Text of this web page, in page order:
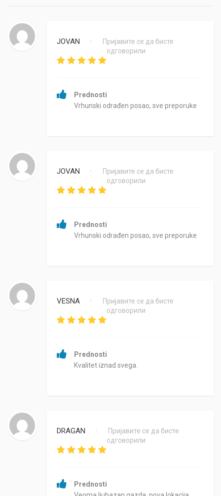
JOVAN •
Пријавите се да бисте
одговорили
Prednosti
Vrhunski odrađen posao, sve preporuke
JOVAN •
Пријавите се да бисте
одговорили
Prednosti
Vrhunski odrađen posao, sve preporuke
VESNA •
Пријавите се да бисте
одговорили
Prednosti
Kvalitet iznad svega.
DRAGAN •
Пријавите се да бисте
одговорили
Prednosti